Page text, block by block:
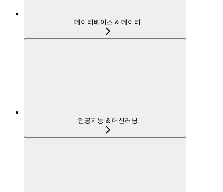
데이터베이스 & 데이터
인공지능 & 머신러닝